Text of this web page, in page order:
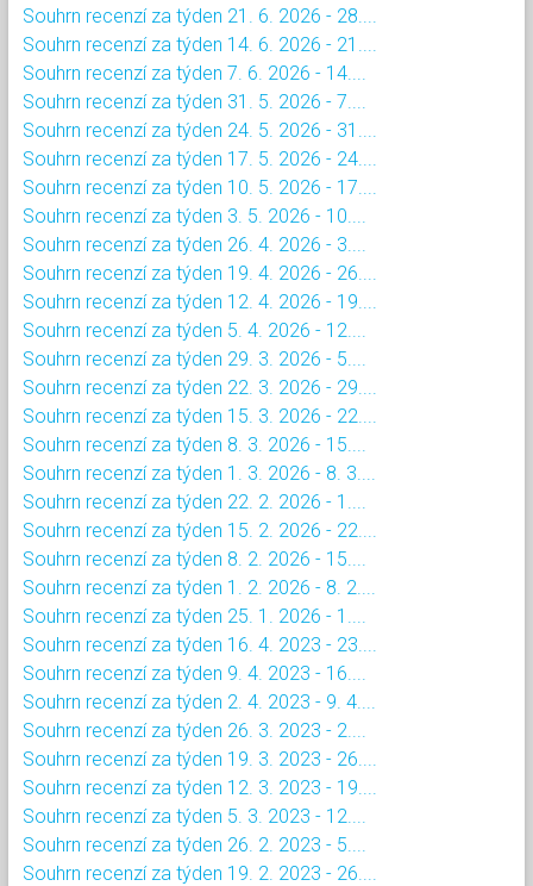
Souhrn recenzí za týden 21. 6. 2026 - 28....
Souhrn recenzí za týden 14. 6. 2026 - 21....
Souhrn recenzí za týden 7. 6. 2026 - 14....
Souhrn recenzí za týden 31. 5. 2026 - 7....
Souhrn recenzí za týden 24. 5. 2026 - 31....
Souhrn recenzí za týden 17. 5. 2026 - 24....
Souhrn recenzí za týden 10. 5. 2026 - 17....
Souhrn recenzí za týden 3. 5. 2026 - 10....
Souhrn recenzí za týden 26. 4. 2026 - 3....
Souhrn recenzí za týden 19. 4. 2026 - 26....
Souhrn recenzí za týden 12. 4. 2026 - 19....
Souhrn recenzí za týden 5. 4. 2026 - 12....
Souhrn recenzí za týden 29. 3. 2026 - 5....
Souhrn recenzí za týden 22. 3. 2026 - 29....
Souhrn recenzí za týden 15. 3. 2026 - 22....
Souhrn recenzí za týden 8. 3. 2026 - 15....
Souhrn recenzí za týden 1. 3. 2026 - 8. 3....
Souhrn recenzí za týden 22. 2. 2026 - 1....
Souhrn recenzí za týden 15. 2. 2026 - 22....
Souhrn recenzí za týden 8. 2. 2026 - 15....
Souhrn recenzí za týden 1. 2. 2026 - 8. 2....
Souhrn recenzí za týden 25. 1. 2026 - 1....
Souhrn recenzí za týden 16. 4. 2023 - 23....
Souhrn recenzí za týden 9. 4. 2023 - 16....
Souhrn recenzí za týden 2. 4. 2023 - 9. 4....
Souhrn recenzí za týden 26. 3. 2023 - 2....
Souhrn recenzí za týden 19. 3. 2023 - 26....
Souhrn recenzí za týden 12. 3. 2023 - 19....
Souhrn recenzí za týden 5. 3. 2023 - 12....
Souhrn recenzí za týden 26. 2. 2023 - 5....
Souhrn recenzí za týden 19. 2. 2023 - 26....